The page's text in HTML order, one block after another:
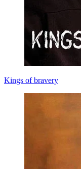
Kings of bravery